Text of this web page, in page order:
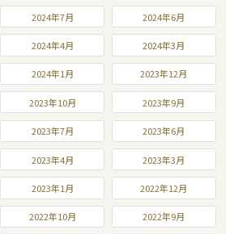
2024年7月 2024年6月
2024年4月 2024年3月
2024年1月 2023年12月
2023年10月 2023年9月
2023年7月 2023年6月
2023年4月 2023年3月
2023年1月 2022年12月
2022年10月 2022年9月